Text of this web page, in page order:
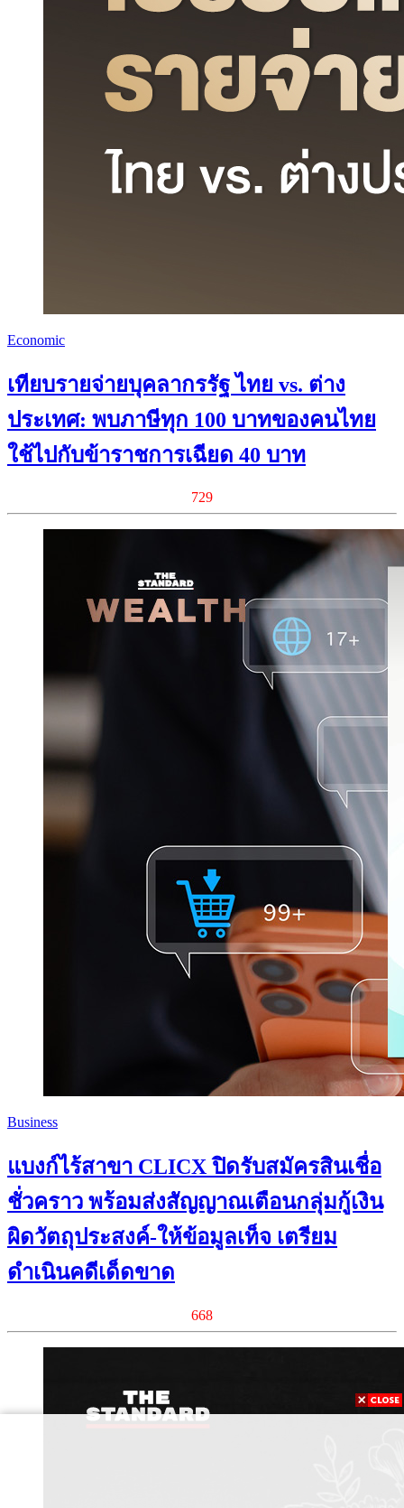
Economic
เทียบรายจ่ายบุคลากรรัฐ ไทย vs. ต่าง
ประเทศ: พบภาษีทุก 100 บาทของคนไทย
ใช้ไปกับข้าราชการเฉียด 40 บาท
729
Business
แบงก์ไร้สาขา CLICX ปิดรับสมัครสินเชื่อ
ชั่วคราว พร้อมส่งสัญญาณเตือนกลุ่มกู้เงิน
ผิดวัตถุประสงค์-ให้ข้อมูลเท็จ เตรียม
ดำเนินคดีเด็ดขาด
668